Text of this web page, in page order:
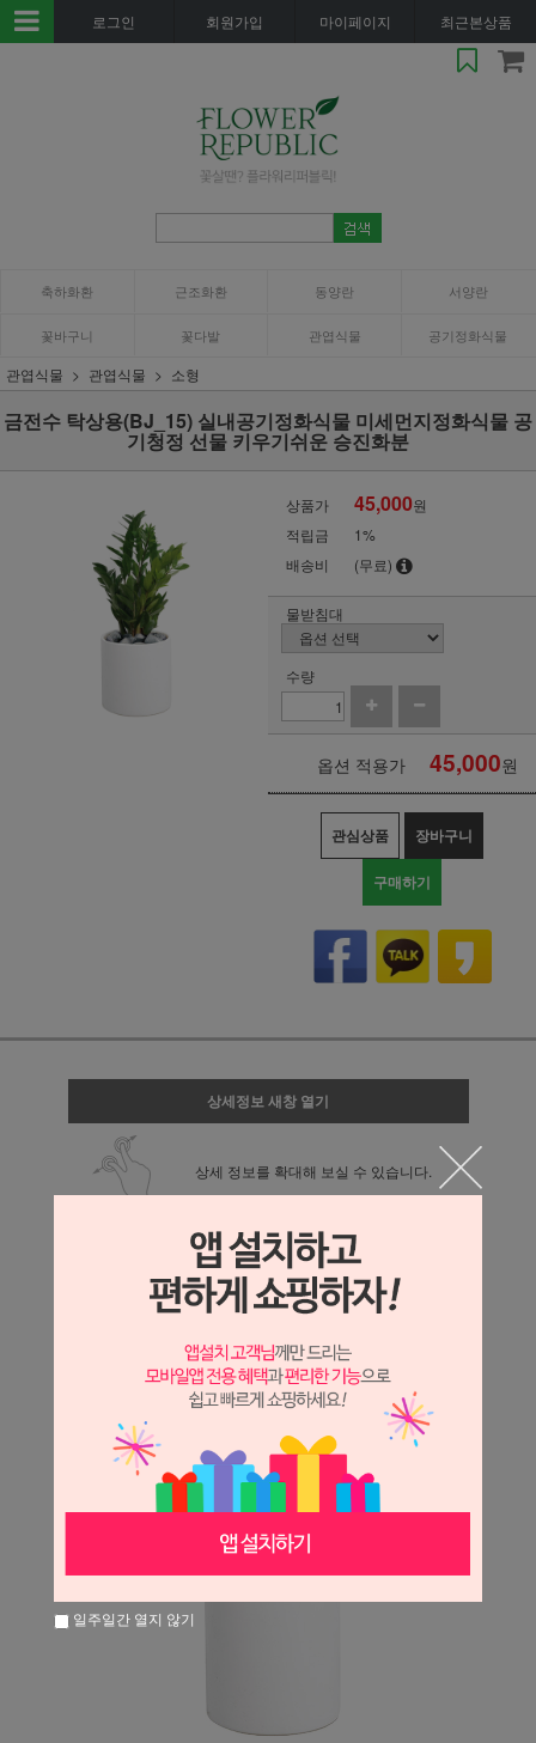
로그인 회원가입 마이페이지 최근본상품
축하화환 근조화환 동양란 서양란
꽃바구니 꽃다발 관엽식물 공기정화식물
관엽식물 관엽식물 소형
금전수 탁상용(BJ_15) 실내공기정화식물 미세먼지정화식물 공
기청정 선물 키우기쉬운 승진화분
상품가 45,000원
적립금
1%
배송비
(무료)
물받침대
수량
옵션 적용가 45,000원
관심상품 장바구니
구매하기
상세정보 새창 열기
상세 정보를 확대해 보실 수 있습니다.
일주일간 열지 않기